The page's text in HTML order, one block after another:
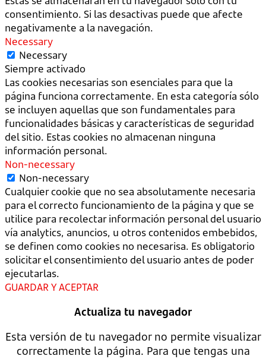
consentimiento. Si las desactivas puede que afecte
negativamente a la navegación.
Necessary
Necessary
Siempre activado
Las cookies necesarias son esenciales para que la
página funciona correctamente. En esta categoría sólo
se incluyen aquellas que son fundamentales para
funcionalidades básicas y características de seguridad
del sitio. Estas cookies no almacenan ninguna
información personal.
Non-necessary
Non-necessary
Cualquier cookie que no sea absolutamente necesaria
para el correcto funcionamiento de la página y que se
utilice para recolectar información personal del usuario
vía analytics, anuncios, u otros contenidos embebidos,
se definen como cookies no necesarisa. Es obligatorio
solicitar el consentimiento del usuario antes de poder
ejecutarlas.
GUARDAR Y ACEPTAR
Actualiza tu navegador
Esta versión de tu navegador no permite visualizar
correctamente la página. Para que tengas una